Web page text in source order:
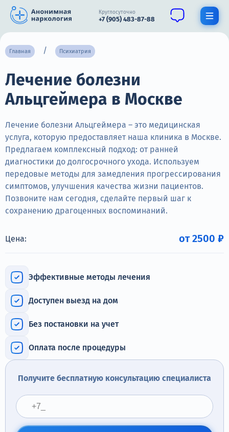
Круглосуточно
+7 (905) 483-87-88
О нас
Наркомания
Алкоголизм
Нарколог
Стационар
Психиатрия
Цены
+7 (905) 483-87-88
Адрес call-центра
Москва, 1-й Новокузнецкий переулок, 10с1
Главная Психиатрия
Лечение болезни
Альцгеймера в Москве
Лечение болезни Альцгеймера – это медицинская
услуга, которую предоставляет наша клиника в Москве.
Предлагаем комплексный подход: от ранней
диагностики до долгосрочного ухода. Используем
передовые методы для замедления прогрессирования
симптомов, улучшения качества жизни пациентов.
Позвоните нам сегодня, сделайте первый шаг к
сохранению драгоценных воспоминаний.
Цена: от 2500 ₽
Эффективные методы лечения
Доступен выезд на дом
Без постановки на учет
Оплата после процедуры
Получите бесплатную консультацию специалиста